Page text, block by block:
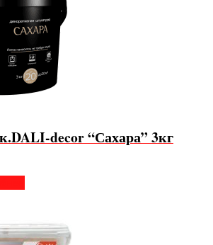
decor “Сахара” 3кг